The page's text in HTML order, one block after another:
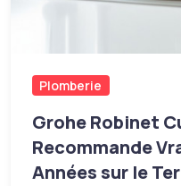
Plomberie
Grohe Robinet
Recommande
Années sur le